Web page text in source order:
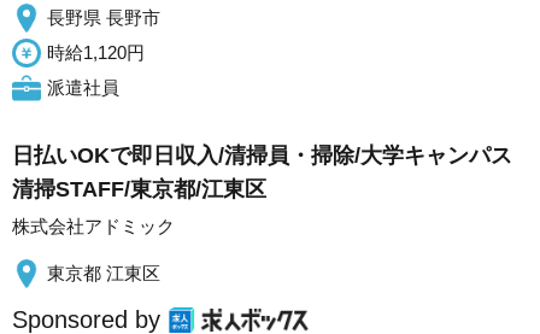
長野県 長野市
時給1,120円
派遣社員
日払いOKで即日収入/清掃員・掃除/大学キャンパス
清掃STAFF/東京都/江東区
株式会社アドミック
東京都 江東区
Sponsored by